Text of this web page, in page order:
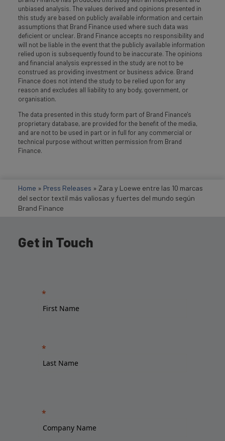
unbiased analysis. The values derived and opinions presented in
this study are based on publicly available information and certain
assumptions that Brand Finance used where such data was
deficient or unclear. Brand Finance accepts no responsibility and
will not be liable in the event that the publicly available information
relied upon is subsequently found to be inaccurate. The opinions
and financial analysis expressed in the study are not to be
construed as providing investment or business advice. Brand
Finance does not intend the study to be relied upon for any
reason and excludes all liability to any body, government, or
organisation.
The data presented in this study form part of Brand Finance's
proprietary database, are provided for the benefit of the media,
and are not to be used in part or in full for any commercial or
technical purpose without written permission from Brand
Finance.
Home » Press Releases » Zara y Loewe entre las 10 marcas
del sector textil más valiosas y fuertes del mundo según
Brand Finance
Get in Touch